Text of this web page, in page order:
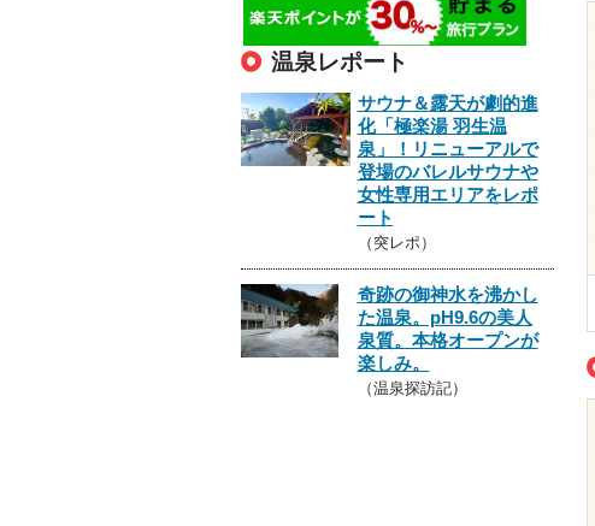
温泉レポート
サウナ＆露天が劇的進
化「極楽湯 羽生温
泉」！リニューアルで
登場のバレルサウナや
女性専用エリアをレポ
ート
（突レポ）
奇跡の御神水を沸かし
た温泉。pH9.6の美人
泉質。本格オープンが
楽しみ。
（温泉探訪記）